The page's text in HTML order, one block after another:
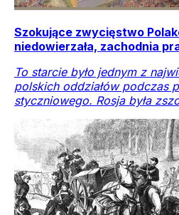
Szokujące zwycięstwo
niedowierzała, zachodnia
To starcie było jednym z
polskich oddziałów podczas
styczniowego. Rosja była